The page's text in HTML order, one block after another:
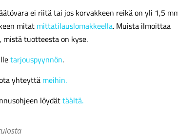
ei riitä tai jos korvakkeen reikä on yli 1,5
mitat mittatilauslomakkeella. Muista ilmoittaa
mistä tuotteesta on kyse.
tarjouspyynnön.
yhteyttä meihin.
löydättäältä.